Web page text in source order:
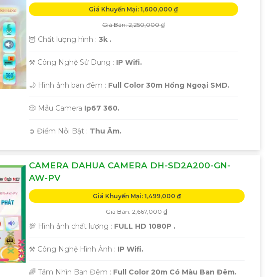
Giá Khuyến Mại: 1,600,000 ₫
Giá Bán: 2,250,000 ₫
🦉 Chất lượng hình : 3k .
⚒ Công Nghệ Sử Dụng : IP Wifi.
🌙 Hình ảnh ban đêm : Full Color 30m Hồng Ngoại SMD.
🎲 Mẫu Camera Ip67 360.
️➲ Điểm Nỗi Bật : Thu Âm.
CAMERA DAHUA CAMERA DH-SD2A200-GN-
AW-PV
Giá Khuyến Mại: 1,499,000 ₫
Giá Bán: 2,667,000 ₫
💯 Hình ảnh chất lượng : FULL HD 1080P .
⚒ Công Nghệ Hình Ảnh : IP Wifi.
🌈 Tầm Nhìn Ban Đêm : Full Color 20m Có Màu Ban Đêm.